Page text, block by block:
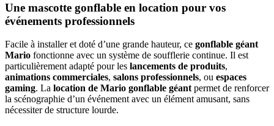
Une mascotte gonflable en location pour vos
événements professionnels
Facile à installer et doté d’une grande hauteur, ce gonflable géant
Mario fonctionne avec un système de soufflerie continue. Il est
particulièrement adapté pour les lancements de produits,
animations commerciales, salons professionnels, ou espaces
gaming. La location de Mario gonflable géant permet de renforcer
la scénographie d’un événement avec un élément amusant, sans
nécessiter de structure lourde.